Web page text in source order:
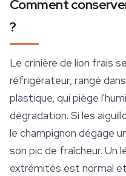
Comment
?
Le crinière de lion frais
réfrigérateur, rangé
plastique, qui piège
dégradation. Si les
le champignon dégage
son pic de fraîcheur. Un
extrémités est normal